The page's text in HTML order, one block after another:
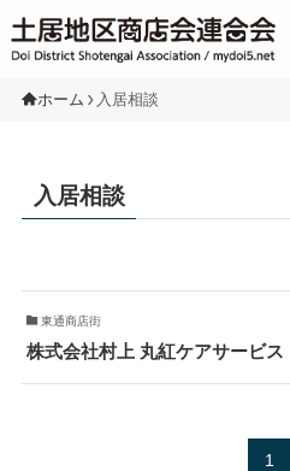
ホーム 入居相談
入居相談
東通商店街
株式会社村上 丸紅ケアサービス
1